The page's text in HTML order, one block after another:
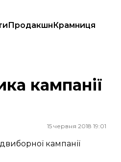
ПродакшнКрамниця
кампанії
15 червня 2018 19:01
кампанії